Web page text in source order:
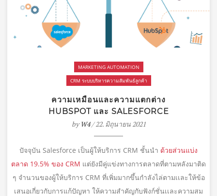
MARKETING AUTOMATION
CRM ระบบบริหารความสัมพันธ์ลูกค้า
ความเหมือนและความแตกต่าง
HUBSPOT และ SALESFORCE
byW4/ 22. มิถุนายน 2021
ปัจจุบัน Salesforce เป็นผู้ให้บริการ CRM ชั้นนำ ด้วยส่วนแบ่ง
ตลาด 19.5% ของ CRM แต่ยังมีคู่แข่งทางการตลาดที่ตามหลังมาติด
ๆ จำนวนของผู้ให้บริการ CRM ที่เพิ่มมากขึ้นกำลังไล่ตามเเละให้ข้อ
เสนอเกี่ยวกับการแก้ปัญหา ให้ความสำคัญกับฟังก์ชั่นเเละความสม